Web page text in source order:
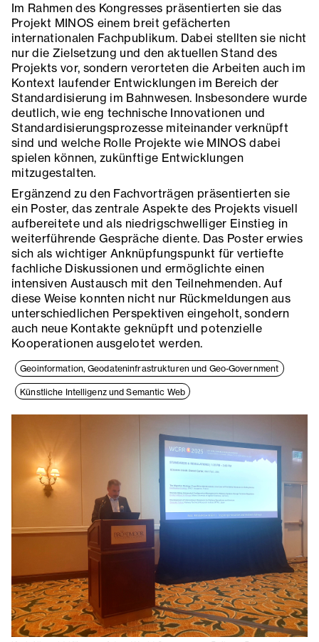
Geoinformation, Geodateninfrastrukturen und Geo-Government
Künstliche Intelligenz und Semantic Web
Im Rahmen des Kongresses präsentierten sie das
Projekt MINOS einem breit gefächerten
internationalen Fachpublikum. Dabei stellten sie nicht
nur die Zielsetzung und den aktuellen Stand des
Projekts vor, sondern verorteten die Arbeiten auch im
Kontext laufender Entwicklungen im Bereich der
Standardisierung im Bahnwesen. Insbesondere wurde
deutlich, wie eng technische Innovationen und
Standardisierungsprozesse miteinander verknüpft
sind und welche Rolle Projekte wie MINOS dabei
spielen können, zukünftige Entwicklungen
mitzugestalten.
Ergänzend zu den Fachvorträgen präsentierten sie
ein Poster, das zentrale Aspekte des Projekts visuell
aufbereitete und als niedrigschwelliger Einstieg in
weiterführende Gespräche diente. Das Poster erwies
sich als wichtiger Anknüpfungspunkt für vertiefte
fachliche Diskussionen und ermöglichte einen
intensiven Austausch mit den Teilnehmenden. Auf
diese Weise konnten nicht nur Rückmeldungen aus
unterschiedlichen Perspektiven eingeholt, sondern
auch neue Kontakte geknüpft und potenzielle
Kooperationen ausgelotet werden.